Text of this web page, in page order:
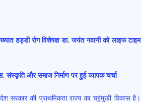
हड्डी रोग विशेषज्ञ डा. जयंत नवानी को लाइफ टाइम
संस्कृति और समाज निर्माण पर हुई व्यापक चर्चा
सरकार की प्राथमिकता राज्य का चहुंमुखी विकास है।